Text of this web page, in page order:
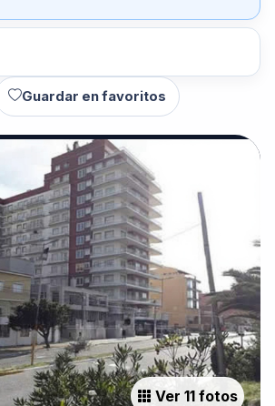
Guardar en favoritos
Ver 11 fotos